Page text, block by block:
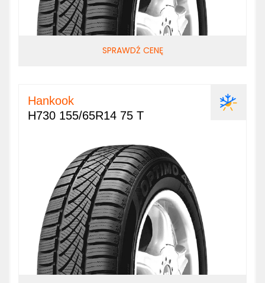
SPRAWDŹ CENĘ
Hankook
H730 155/65R14 75 T